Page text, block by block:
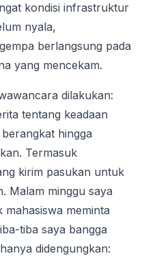
kondisi infrastruktur
nyala,
berlangsung pada
yang mencekam.
dilakukan:
tentang keadaan
hingga
Termasuk
kirim pasukan untuk
Malam minggu saya
meminta
tiba saya bangga
didengungkan: